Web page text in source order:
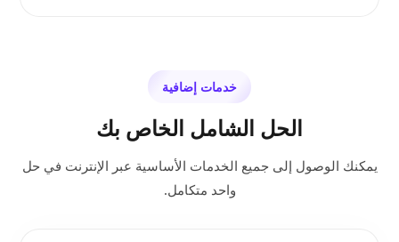
خدمات إضافية
الحل الشامل الخاص بك
يمكنك الوصول إلى جميع الخدمات الأساسية عبر الإنترنت في حل
واحد متكامل.